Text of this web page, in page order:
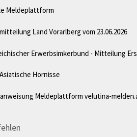
Meldeplattform
Land Vorarlberg vom 23.06.2026
Erwerbsimkerbund - Mitteilung
Hornisse
Meldeplattform velutina-